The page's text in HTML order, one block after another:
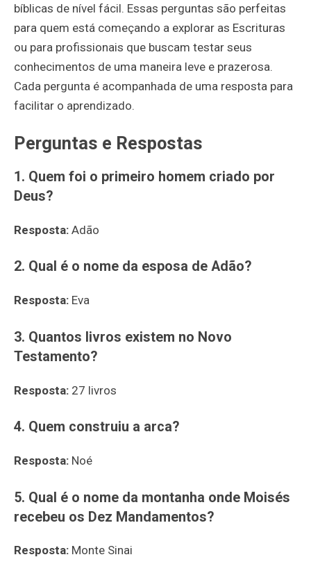
bíblicas de nível fácil. Essas perguntas são perfeitas
para quem está começando a explorar as Escrituras
ou para profissionais que buscam testar seus
conhecimentos de uma maneira leve e prazerosa.
Cada pergunta é acompanhada de uma resposta para
facilitar o aprendizado.
Perguntas e Respostas
1. Quem foi o primeiro homem criado por
Deus?
Resposta: Adão
2. Qual é o nome da esposa de Adão?
Resposta: Eva
3. Quantos livros existem no Novo
Testamento?
Resposta: 27 livros
4. Quem construiu a arca?
Resposta: Noé
5. Qual é o nome da montanha onde Moisés
recebeu os Dez Mandamentos?
Resposta: Monte Sinai